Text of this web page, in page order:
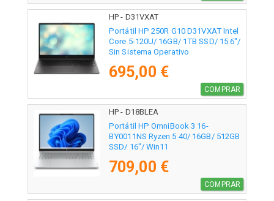
HP - D31VXAT
Portátil HP 250R G10 D31VXAT Intel
Core 5-120U/ 16GB/ 1TB SSD/ 15.6"/
Sin Sistema Operativo
695,00 €
COMPRAR
HP - D18BLEA
Portátil HP OmniBook 3 16-
BY0011NS Ryzen 5 40/ 16GB/ 512GB
SSD/ 16"/ Win11
709,00 €
COMPRAR